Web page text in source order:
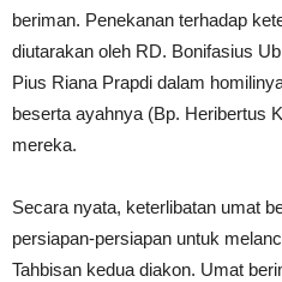
beriman. Penekanan terhadap
diutarakan oleh RD. Bonifasius
Pius Riana Prapdi dalam
beserta ayahnya (Bp. Heribertus
mereka.
Secara nyata, keterlibatan umat
persiapan-persiapan untuk
Tahbisan kedua diakon. Umat